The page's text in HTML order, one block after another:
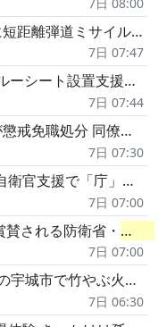
ル発射…韓米連合演習を控え武力示威
7日 07:47
支援始まる 台風13号影響懸念
7日 07:44
同僚の金、現金2万円 を盗む「借金の返済が滞っていた」広島
7日 07:30
人への敬意、日米に「驚きの格差」
7日 07:00
される防衛省・ 自衛
7日 07:00
消火難航も約12時間40分後にほぼ鎮圧 ケガ人情報なし
7日 06:30